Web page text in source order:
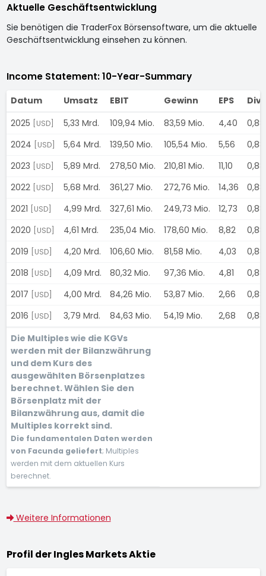
Aktuelle Geschäftsentwicklung
Sie benötigen die TraderFox Börsensoftware, um die aktuelle
Geschäftsentwicklung einsehen zu können.
Income Statement: 10-Year-Summary
Datum Umsatz EBIT Gewinn EPS
2025
[USD] 5,33 Mrd. 109,94 Mio. 83,59 Mio. 4,40
2024
[USD] 5,64 Mrd. 139,50 Mio. 105,54 Mio. 5,56
2023
[USD] 5,89 Mrd. 278,50 Mio. 210,81 Mio. 11,10
2022
[USD] 5,68 Mrd. 361,27 Mio. 272,76 Mio. 14,36
2021
[USD] 4,99 Mrd. 327,61 Mio. 249,73 Mio. 12,73
2020
[USD] 4,61 Mrd. 235,04 Mio. 178,60 Mio. 8,82
2019
[USD] 4,20 Mrd. 106,60 Mio. 81,58 Mio. 4,03
2018
[USD] 4,09 Mrd. 80,32 Mio. 97,36 Mio. 4,81
2017
[USD] 4,00 Mrd. 84,26 Mio. 53,87 Mio. 2,66
2016
[USD] 3,79 Mrd. 84,63 Mio. 54,19 Mio. 2,68
Die Multiples wie die KGVs
werden mit der Bilanzwährung
und dem Kurs des
ausgewählten Börsenplatzes
berechnet. Wählen Sie den
Börsenplatz mit der
Bilanzwährung aus, damit die
Multiples korrekt sind.
Die fundamentalen Daten werden
von Facunda geliefert; Multiples
werden mit dem aktuellen Kurs
berechnet.
Weitere Informationen
Profil der Ingles Markets Aktie